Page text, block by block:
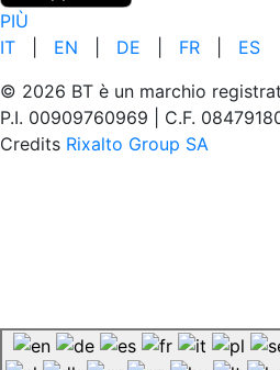
PIÙ
IT
EN DE FR
ES
© 2026 BT è un marchio
P.I. 00909760969 | C.F.
Credits Rixalto Group SA